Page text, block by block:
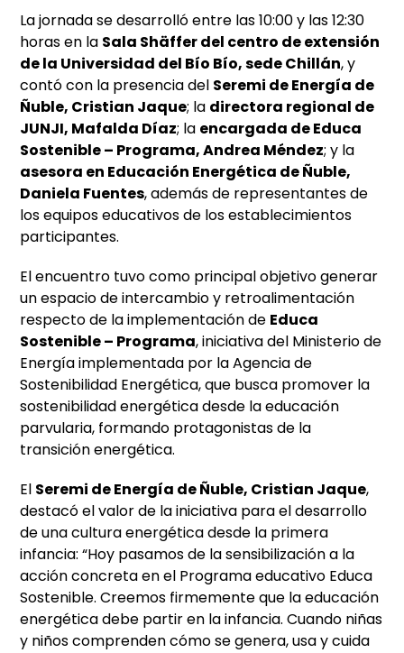
La jornada se desarrolló entre las 10:00 y las 12:30
horas en la Sala Shäffer del centro de extensión
de la Universidad del Bío Bío, sede Chillán, y
contó con la presencia del Seremi de Energía de
Ñuble, Cristian Jaque; la directora regional de
JUNJI, Mafalda Díaz; la encargada de Educa
Sostenible – Programa, Andrea Méndez; y la
asesora en Educación Energética de Ñuble,
Daniela Fuentes, además de representantes de
los equipos educativos de los establecimientos
participantes.
El encuentro tuvo como principal objetivo generar
un espacio de intercambio y retroalimentación
respecto de la implementación de Educa
Sostenible – Programa, iniciativa del Ministerio de
Energía implementada por la Agencia de
Sostenibilidad Energética, que busca promover la
sostenibilidad energética desde la educación
parvularia, formando protagonistas de la
transición energética.
El Seremi de Energía de Ñuble, Cristian Jaque,
destacó el valor de la iniciativa para el desarrollo
de una cultura energética desde la primera
infancia: “Hoy pasamos de la sensibilización a la
acción concreta en el Programa educativo Educa
Sostenible. Creemos firmemente que la educación
energética debe partir en la infancia. Cuando niñas
y niños comprenden cómo se genera, usa y cuida